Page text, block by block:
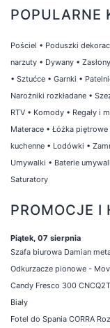
POPULARNE
Pościel • Poduszki
narzuty • Dywany •
• Sztućce • Garnki •
Narożniki rozkładane •
RTV • Komody • Regały i
Materace • Łóżka piętrowe
kuchenne • Lodówki •
Umywalki • Baterie
Saturatory
PROMOCJE I
Piątek, 07 sierpnia
Szafa biurowa Damian
Odkurzacze pionowe -
Candy Fresco 300
Biały
Fotel do Spania CORRA